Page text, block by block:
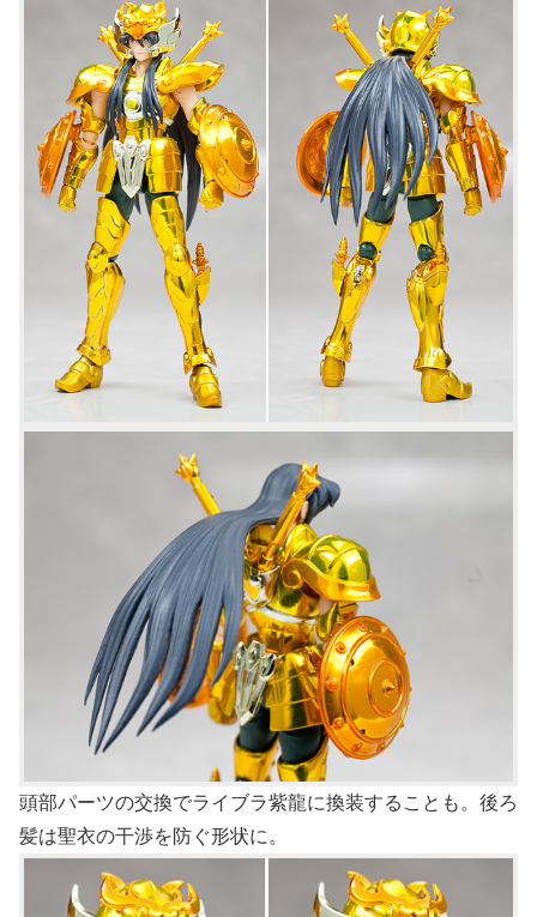
頭部パーツの交換でライブラ紫龍に換装することも。後ろ
髪は聖衣の干渉を防ぐ形状に。